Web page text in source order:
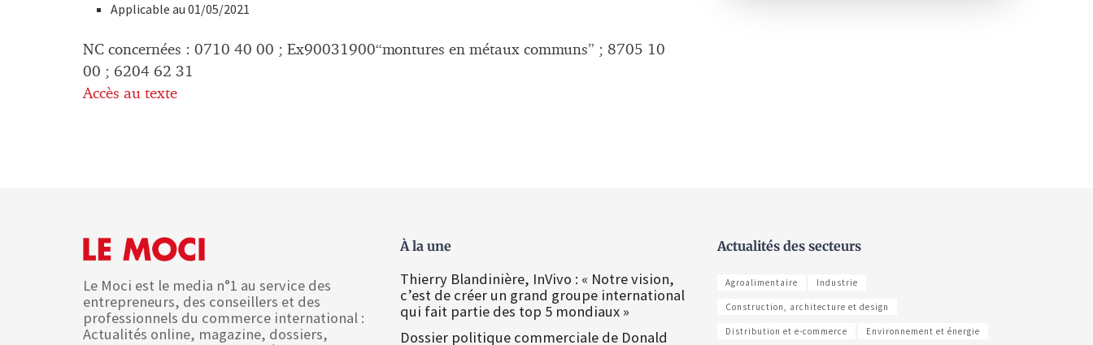
Applicable au 01/05/2021
NC concernées : 0710 40 00 ; Ex90031900“montures en métaux communs” ; 8705 10
00 ; 6204 62 31
Accès au texte
Le Moci est le media n°1 au service des
entrepreneurs, des conseillers et des
professionnels du commerce international :
Actualités online, magazine, dossiers,
À la une
Thierry Blandinière, InVivo : « Notre vision,
c’est de créer un grand groupe international
qui fait partie des top 5 mondiaux »
Dossier politique commerciale de Donald
Actualités des secteurs
Agroalimentaire Industrie
Construction, architecture et design
Distribution et e-commerce Environnement et énergie